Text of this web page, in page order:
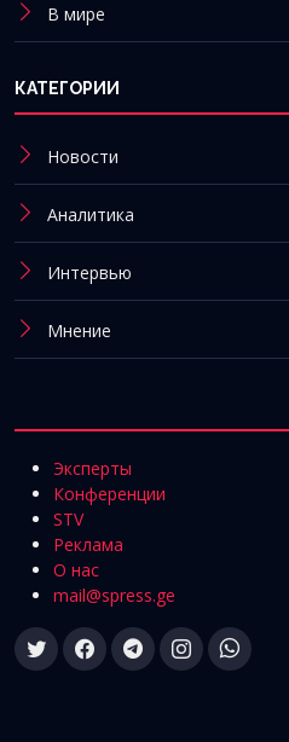
В мире
КАТЕГОРИИ
Новости
Аналитика
Интервью
Мнение
Эксперты
Конференции
STV
Реклама
О нас
mail@spress.ge